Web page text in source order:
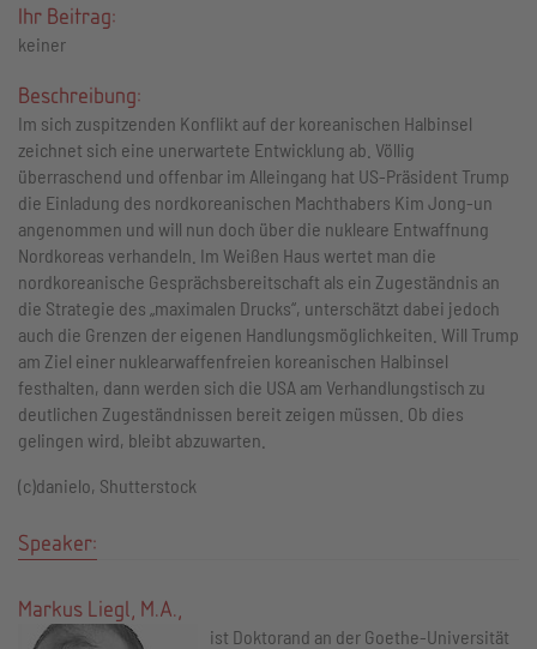
Ihr Beitrag:
keiner
Beschreibung:
Im sich zuspitzenden Konflikt auf der koreanischen Halbinsel
zeichnet sich eine unerwartete Entwicklung ab. Völlig
überraschend und offenbar im Alleingang hat US-Präsident Trump
die Einladung des nordkoreanischen Machthabers Kim Jong-un
angenommen und will nun doch über die nukleare Entwaffnung
Nordkoreas verhandeln. Im Weißen Haus wertet man die
nordkoreanische Gesprächsbereitschaft als ein Zugeständnis an
die Strategie des „maximalen Drucks“, unterschätzt dabei jedoch
auch die Grenzen der eigenen Handlungsmöglichkeiten. Will Trump
am Ziel einer nuklearwaffenfreien koreanischen Halbinsel
festhalten, dann werden sich die USA am Verhandlungstisch zu
deutlichen Zugeständnissen bereit zeigen müssen. Ob dies
gelingen wird, bleibt abzuwarten.
(c)danielo, Shutterstock
Speaker:
Markus Liegl, M.A.,
ist Doktorand an der Goethe-Universität